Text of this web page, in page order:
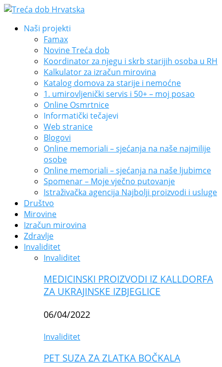
Naši projekti
Famax
Novine Treća dob
Koordinator za njegu i skrb starijih osoba u RH
Kalkulator za izračun mirovina
Katalog domova za starije i nemoćne
1. umirovljenički servis i 50+ – moj posao
Online Osmrtnice
Informatički tečajevi
Web stranice
Blogovi
Online memoriali – sjećanja na naše najmilije
osobe
Online memoriali – sjećanja na naše ljubimce
Spomenar – Moje vječno putovanje
Istraživačka agencija Najbolji proizvodi i usluge
Društvo
Mirovine
Izračun mirovina
Zdravlje
Invaliditet
Invaliditet
MEDICINSKI PROIZVODI IZ KALLDORFA
ZA UKRAJINSKE IZBJEGLICE
06/04/2022
Invaliditet
PET SUZA ZA ZLATKA BOČKALA